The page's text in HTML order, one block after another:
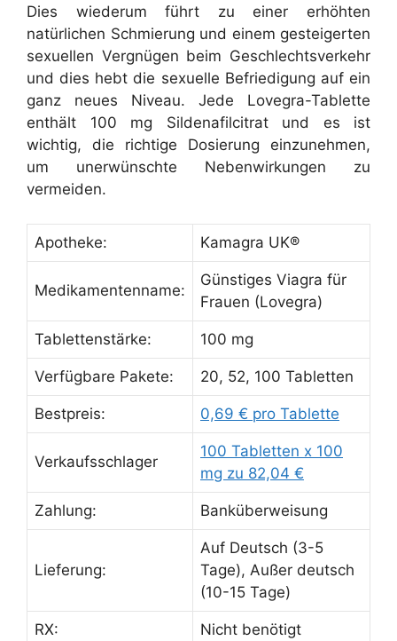
Dies wiederum führt zu einer erhöhten
natürlichen Schmierung und einem gesteigerten
sexuellen Vergnügen beim Geschlechtsverkehr
und dies hebt die sexuelle Befriedigung auf ein
ganz neues Niveau. Jede Lovegra-Tablette
enthält 100 mg Sildenafilcitrat und es ist
wichtig, die richtige Dosierung einzunehmen,
um unerwünschte Nebenwirkungen zu
vermeiden.
Apotheke: Kamagra UK®
Medikamentenname:
Günstiges Viagra für
Frauen (Lovegra)
Tablettenstärke: 100 mg
Verfügbare Pakete: 20, 52, 100 Tabletten
Bestpreis: 0,69 € pro Tablette
Verkaufsschlager
100 Tabletten x 100
mg zu 82,04 €
Zahlung: Banküberweisung
Lieferung:
Auf Deutsch (3-5
Tage), Außer deutsch
(10-15 Tage)
RX: Nicht benötigt